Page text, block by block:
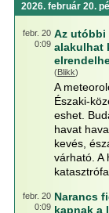
2026. február 20.
febr. 20
0:09
Az utóbbi
alakulhat
(Blikk)
A
Északi-
eshet.
havat
kevés,
várható. A
febr. 20
0:09
Narancs
kapnak a